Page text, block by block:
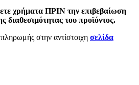
χρήματα ΠΡΙΝ την επιβεβαίωση
διαθεσιμότητας του προϊόντος.
στην αντίστοιχη σελίδα